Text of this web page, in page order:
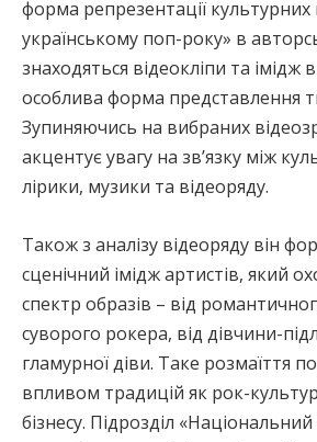
форма репрезентації культурних
українському поп-року» в
знаходяться відеокліпи та імідж
особлива форма представлення
Зупиняючись на вибраних
акцентує увагу на зв’язку між
лірики, музики та відеоряду.
Також з аналізу відеоряду він
сценічний імідж артистів, який
спектр образів – від
суворого рокера, від дівчини-
гламурної діви. Таке розмаїття
впливом традицій як рок-
бізнесу. Підрозділ